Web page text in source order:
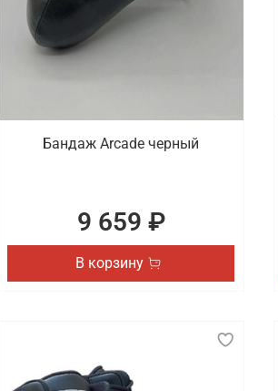
Бандаж Arcade черный
9 659 ₽
В корзину